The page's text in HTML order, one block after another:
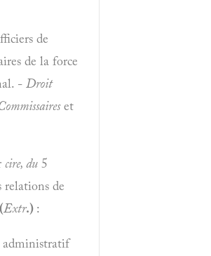
de
de la force
- Droit
et
cire, du 5
relations de
(Extr.) :
administratif